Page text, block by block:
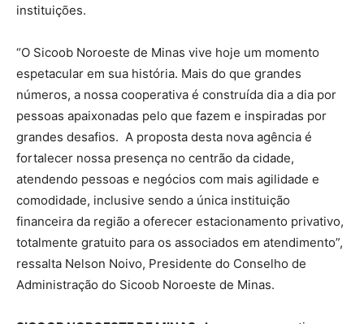
instituições.
“O Sicoob Noroeste de Minas vive hoje um momento
espetacular em sua história. Mais do que grandes
números, a nossa cooperativa é construída dia a dia por
pessoas apaixonadas pelo que fazem e inspiradas por
grandes desafios. A proposta desta nova agência é
fortalecer nossa presença no centrão da cidade,
atendendo pessoas e negócios com mais agilidade e
comodidade, inclusive sendo a única instituição
financeira da região a oferecer estacionamento privativo,
totalmente gratuito para os associados em atendimento”,
ressalta Nelson Noivo, Presidente do Conselho de
Administração do Sicoob Noroeste de Minas.